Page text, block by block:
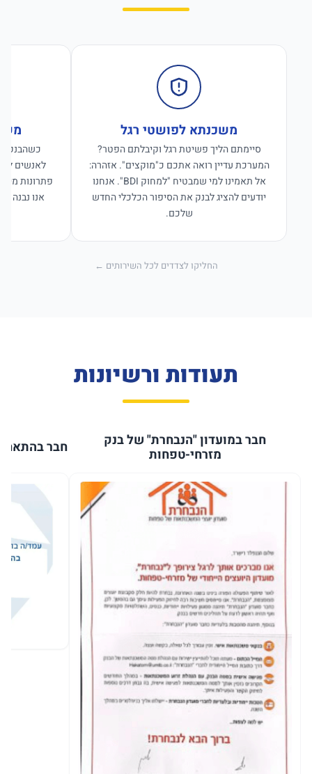
משכנתא לפושטי רגל
סיימתם הליך פשיטת רגל וקיבלתם הפטר?
המערכת עדיין רואה אתכם כ"מוקצים". אזהרה:
אל תאמינו למי שמבטיח "למחוק BDI". אנחנו
יודעים להציג לבנק את הסיפור הכלכלי החדש
שלכם.
לאנשים
פתרונות
אנו נבנה
החליקו לצדדים לכל השירותים ←
תעודות ורשיונות
חבר במועדון "הנבחרת" של בנק
מזרחי-טפחות חבר